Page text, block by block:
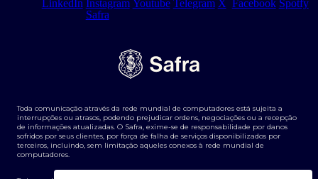
Tarifas e serviços Pessoa Física
Transparência de remuneração
Termos e Condições para Portabilidade de Investimento
Toda comunicação através da rede mundial de computadores está sujeita a
interrupções ou atrasos, podendo prejudicar ordens, negociações ou a recepção
de informações atualizadas. O Safra, exime-se de responsabilidade por danos
sofridos por seus clientes, por força de falha de serviços disponibilizados por
terceiros, incluindo, sem limitação aqueles conexos à rede mundial de
computadores.